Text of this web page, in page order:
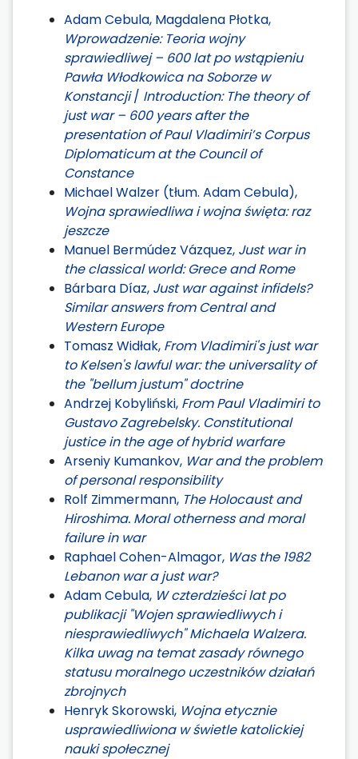
Adam Cebula, Magdalena Płotka,
Wprowadzenie: Teoria wojny
sprawiedliwej – 600 lat po wstąpieniu
Pawła Włodkowica na Soborze w
Konstancji/ Introduction: The theory of
just war – 600 years after the
presentation of Paul Vladimiri’s Corpus
Diplomaticum at the Council of
Constance
Michael Walzer (tłum. Adam Cebula),
Wojna sprawiedliwa i wojna święta: raz
jeszcze
Manuel Bermúdez Vázquez, Just war in
the classical world: Grece and Rome
Bárbara Díaz, Just war against infidels?
Similar answers from Central and
Western Europe
Tomasz Widłak, From Vladimiri's just war
to Kelsen's lawful war: the universality of
the "bellum justum" doctrine
Andrzej Kobyliński, From Paul Vladimiri to
Gustavo Zagrebelsky. Constitutional
justice in the age of hybrid warfare
Arseniy Kumankov, War and the problem
of personal responsibility
Rolf Zimmermann, The Holocaust and
Hiroshima. Moral otherness and moral
failure in war
Raphael Cohen-Almagor, Was the 1982
Lebanon war a just war?
Adam Cebula, W czterdzieści lat po
publikacji "Wojen sprawiedliwych i
niesprawiedliwych" Michaela Walzera.
Kilka uwag na temat zasady równego
statusu moralnego uczestników działań
zbrojnych
Henryk Skorowski, Wojna etycznie
usprawiedliwiona w świetle katolickiej
nauki społecznej